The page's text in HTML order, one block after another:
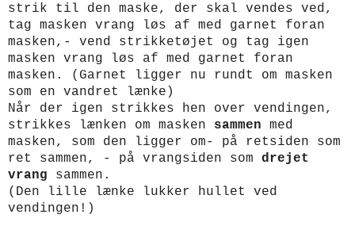
strik til den maske, der skal vendes ved,
tag masken vrang løs af med garnet foran
masken,- vend strikketøjet og tag igen
masken vrang løs af med garnet foran
masken.
(Garnet ligger nu rundt om masken
som en vandret lænke)
Når der igen strikkes hen over vendingen,
strikkes lænken om masken sammen med
masken, som den ligger om- på retsiden som
ret sammen, - på vrangsiden som drejet
vrang sammen.
(Den lille lænke lukker hullet ved
vendingen!)